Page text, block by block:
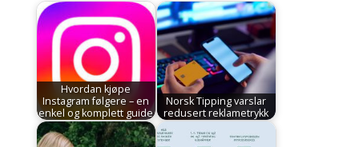
Hvordan kjøpe
Instagram følgere – en
enkel og komplett guide
Norsk Tipping varslar
redusert reklametrykk